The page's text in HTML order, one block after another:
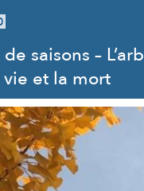
saisons –
et la mort